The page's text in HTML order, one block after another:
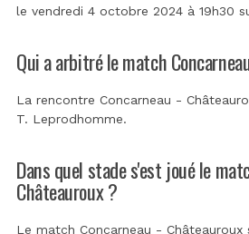
le vendredi 4 octobre 2024 à 19h30
Qui a arbitré le match
La rencontre Concarneau -
T. Leprodhomme.
Dans quel stade s'est joué le
Châteauroux ?
Le match Concarneau - Châteauroux